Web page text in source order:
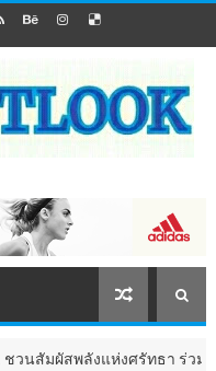
รัทธา ร่วมงาน "ห่มผ้าหลวงปู่ท